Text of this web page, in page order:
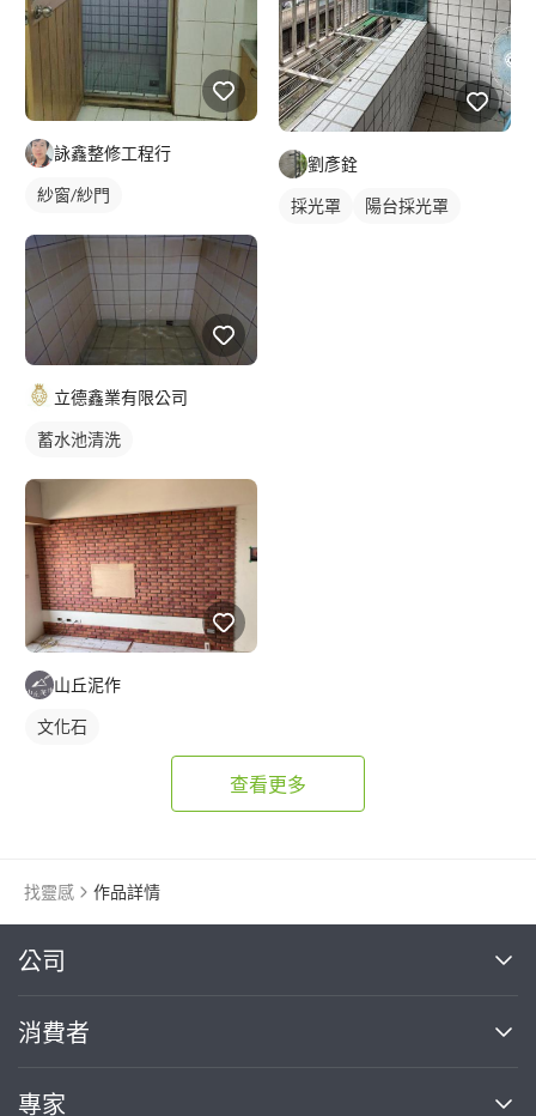
詠鑫整修工程行
紗窗/紗門
立德鑫業有限公司
蓄水池清洗
山丘泥作
文化石
劉彥銓
採光罩 陽台採光罩
查看更多
找靈感 作品詳情
公司
關於我們
消費者
買服務
專家
繼續完成